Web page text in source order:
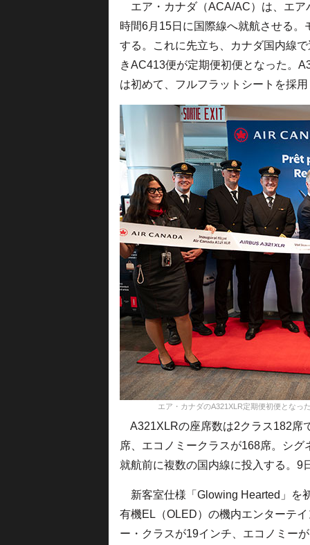
エア・カナダ（ACA/AC）は、エア
時間6月15日に国際線へ就航させる
する。これに先立ち、カナダ国内線
きAC413便が定期便初便となった。
は初めて、フルフラットシートを採
エア・カナダのA321XLR定期便初便となっ
A321XLRの座席数は2クラス182席
席、エコノミークラスが168席。シ
就航前に複数の国内線に投入する。9
新客室仕様「Glowing Hearted」を
有機EL（OLED）の機内エンターテ
ー・クラスが19インチ、エコノミー